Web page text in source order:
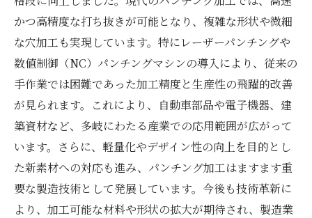
用法
かつ高精度な打ち抜きが可能となり、複雑な形状や微細
な穴加工も実現しています。特にレーザーパンチングや
数値制御（NC）パンチングマシンの導入により、従来の
手作業では困難であった加工精度と生産性の飛躍的改善
が見られます。これにより、自動車部品や電子機器、建
築資材など、多岐にわたる産業での応用範囲が広がって
います。さらに、軽量化やデザイン性の向上を目的とし
た新素材への対応も進み、パンチング加工はますます重
要な製造技術として発展しています。今後も技術革新に
より、加工可能な材料や形状の拡大が期待され、製造業